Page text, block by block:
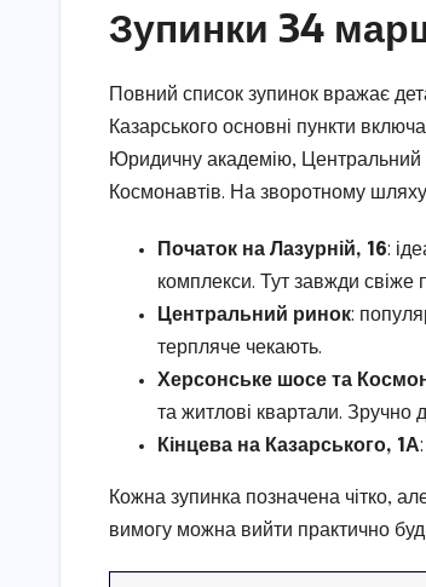
Зупинки 34
Повний список зупинок вражає
Казарського основні пункти
Юридичну академію,
Космонавтів. На зворотному
Початок на Лазурній, 16:
комплекси. Тут завжди свіже
Центральний ринок:
терпляче чекають.
Херсонське шосе та
та житлові квартали. Зручно
Кінцева на Казарського, 1А
Кожна зупинка позначена чітко,
вимогу можна вийти практично